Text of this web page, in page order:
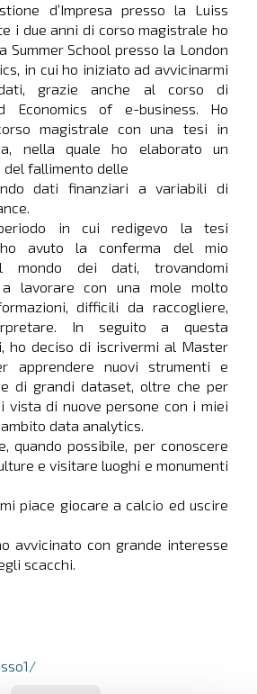
d’Impresa presso la Luiss
i due anni di corso magistrale ho
Summer School presso la London
in cui ho iniziato ad avvicinarmi
grazie anche al corso di
Economics of e-business. Ho
magistrale con una tesi in
nella quale ho elaborato un
fallimento delle
dati finanziari a variabili di
in cui redigevo la tesi
avuto la conferma del mio
mondo dei dati, trovandomi
a lavorare con una mole molto
difficili da raccogliere,
In seguito a questa
ho deciso di iscrivermi al Master
apprendere nuovi strumenti e
di grandi dataset, oltre che per
vista di nuove persone con i miei
data analytics.
quando possibile, per conoscere
e visitare luoghi e monumenti
piace giocare a calcio ed uscire
avvicinato con grande interesse
scacchi.